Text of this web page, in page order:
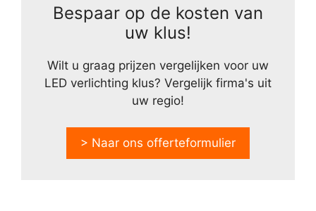
Bespaar op de kosten van
uw klus!
Wilt u graag prijzen vergelijken voor uw
LED verlichting klus? Vergelijk firma's uit
uw regio!
> Naar ons offerteformulier